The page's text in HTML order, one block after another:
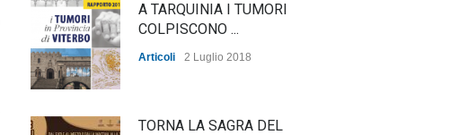
A TARQUINIA I TUMORI
COLPISCONO ...
Articoli 2 Luglio 2018
TORNA LA SAGRA DEL